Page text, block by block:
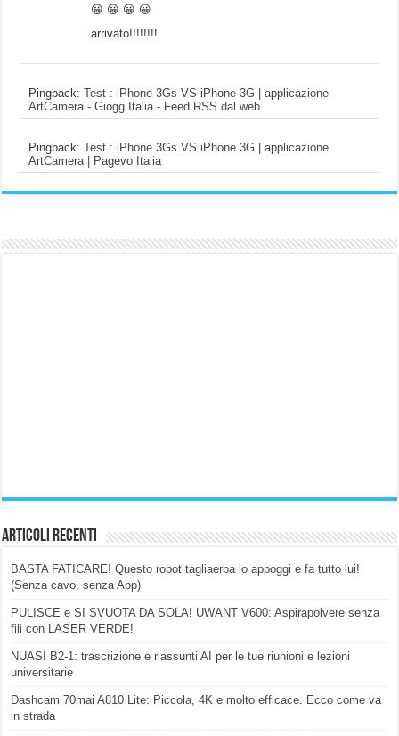
😀 😀 😀 😀
arrivato!!!!!!!!
Pingback:Test : iPhone 3Gs VS iPhone 3G | applicazione
ArtCamera - Giogg Italia - Feed RSS dal web
Pingback:Test : iPhone 3Gs VS iPhone 3G | applicazione
ArtCamera | Pagevo Italia
Articoli Recenti
BASTA FATICARE! Questo robot tagliaerba lo appoggi e fa tutto lui!
(Senza cavo, senza App)
PULISCE e SI SVUOTA DA SOLA! UWANT V600: Aspirapolvere senza
fili con LASER VERDE!
NUASI B2-1: trascrizione e riassunti AI per le tue riunioni e lezioni
universitarie
Dashcam 70mai A810 Lite: Piccola, 4K e molto efficace. Ecco come va
in strada